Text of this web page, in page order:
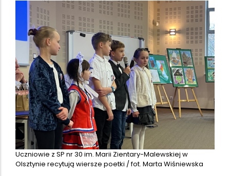
Uczniowie z SP nr 30 im. Marii Zientary-Malewskiej w
Olsztynie recytują wiersze poetki / fot. Marta Wiśniewska